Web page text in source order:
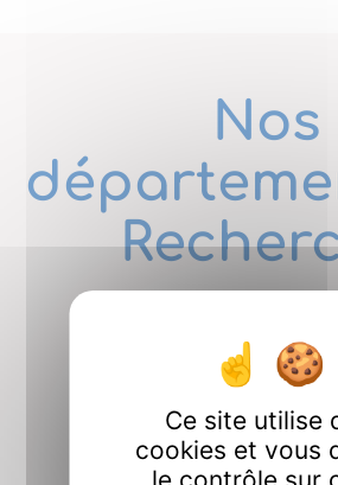
Nos
Ce site utilise
cookies et vous
le contrôle sur